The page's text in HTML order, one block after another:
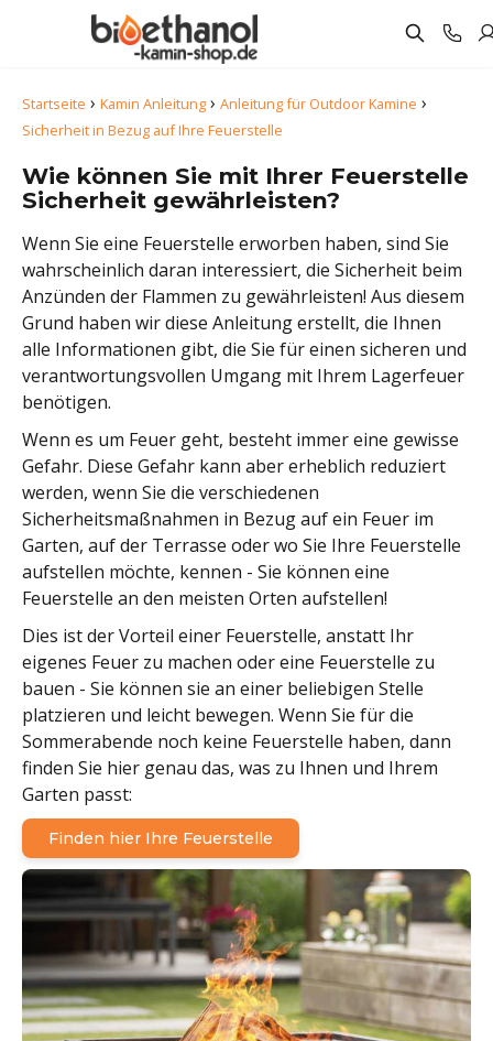
Startseite › Kamin Anleitung › Anleitung für Outdoor Kamine ›
Sicherheit in Bezug auf Ihre Feuerstelle
Wie können Sie mit Ihrer Feuerstelle
Sicherheit gewährleisten?
Wenn Sie eine Feuerstelle erworben haben, sind Sie
wahrscheinlich daran interessiert, die Sicherheit beim
Anzünden der Flammen zu gewährleisten! Aus diesem
Grund haben wir diese Anleitung erstellt, die Ihnen
alle Informationen gibt, die Sie für einen sicheren und
verantwortungsvollen Umgang mit Ihrem Lagerfeuer
benötigen.
Wenn es um Feuer geht, besteht immer eine gewisse
Gefahr. Diese Gefahr kann aber erheblich reduziert
werden, wenn Sie die verschiedenen
Sicherheitsmaßnahmen in Bezug auf ein Feuer im
Garten, auf der Terrasse oder wo Sie Ihre Feuerstelle
aufstellen möchte, kennen - Sie können eine
Feuerstelle an den meisten Orten aufstellen!
Dies ist der Vorteil einer Feuerstelle, anstatt Ihr
eigenes Feuer zu machen oder eine Feuerstelle zu
bauen - Sie können sie an einer beliebigen Stelle
platzieren und leicht bewegen. Wenn Sie für die
Sommerabende noch keine Feuerstelle haben, dann
finden Sie hier genau das, was zu Ihnen und Ihrem
Garten passt:
Finden hier Ihre Feuerstelle